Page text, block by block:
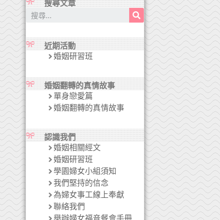
搜尋文章
近期活動
婚姻研習班
婚姻翻轉的真情故事
單身戀愛篇
婚姻翻轉的真情故事
認識我們
婚姻相關經文
婚姻研習班
學園婦女小組須知
我們堅持的信念
為婦女事工線上奉獻
聯絡我們
舉辦婦女福音餐會手冊